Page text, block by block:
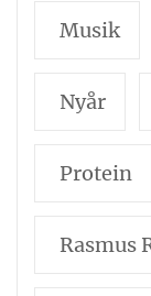
Musik
Nyår
Protein
Rasmus